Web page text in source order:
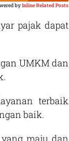
byInline Related Posts
pajak dapat
UMKM dan
terbaik
baik.
maju dan